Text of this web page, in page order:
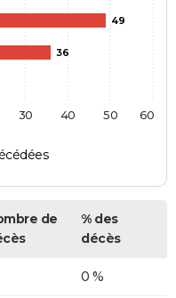
49
36
30 40 50 60
de
% des
décès
0 %